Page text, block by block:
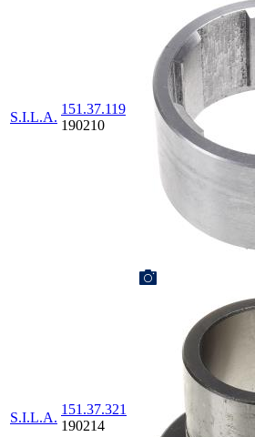
S.I.L.A.
151.37.119
190210
S.I.L.A.
151.37.321
190214